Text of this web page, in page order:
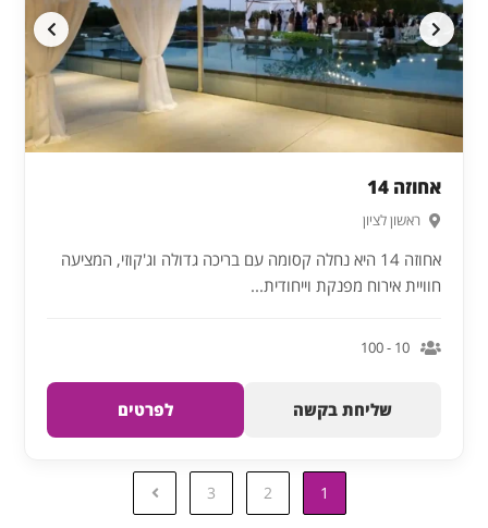
אחוזה 14
ראשון לציון
אחוזה 14 היא נחלה קסומה עם בריכה גדולה וג'קוזי, המציעה
חוויית אירוח מפנקת וייחודית...
10 - 100
שליחת בקשה לפרטים
1
2
3